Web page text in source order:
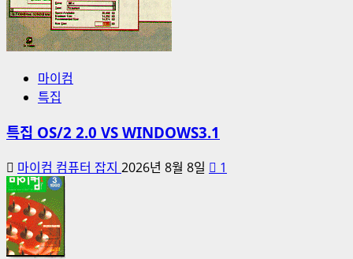
마이컴
특집
특집 OS/2 2.0 VS WINDOWS3.1
마이컴 컴퓨터 잡지 2026년 8월 8일 1